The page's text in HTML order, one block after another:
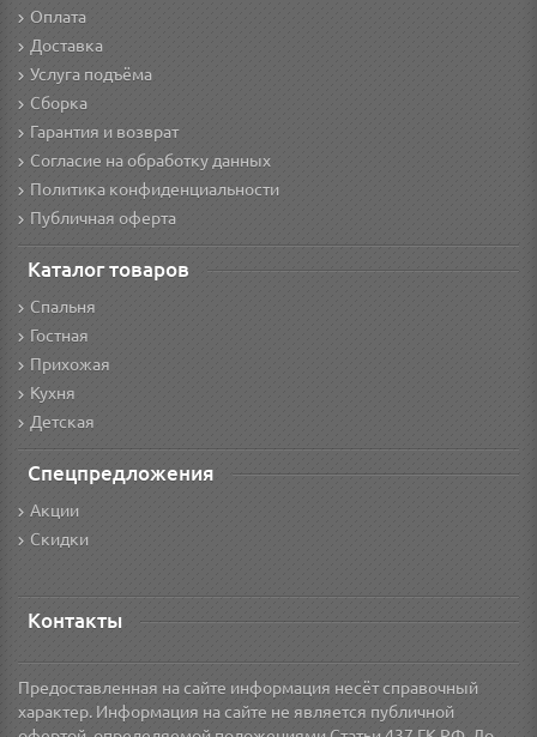
Оплата
Доставка
Услуга подъёма
Сборка
Гарантия и возврат
Согласие на обработку данных
Политика конфиденциальности
Публичная оферта
Каталог товаров
Спальня
Гостная
Прихожая
Кухня
Детская
Спецпредложения
Акции
Скидки
Контакты
Предоставленная на сайте информация несёт справочный
характер. Информация на сайте не является публичной